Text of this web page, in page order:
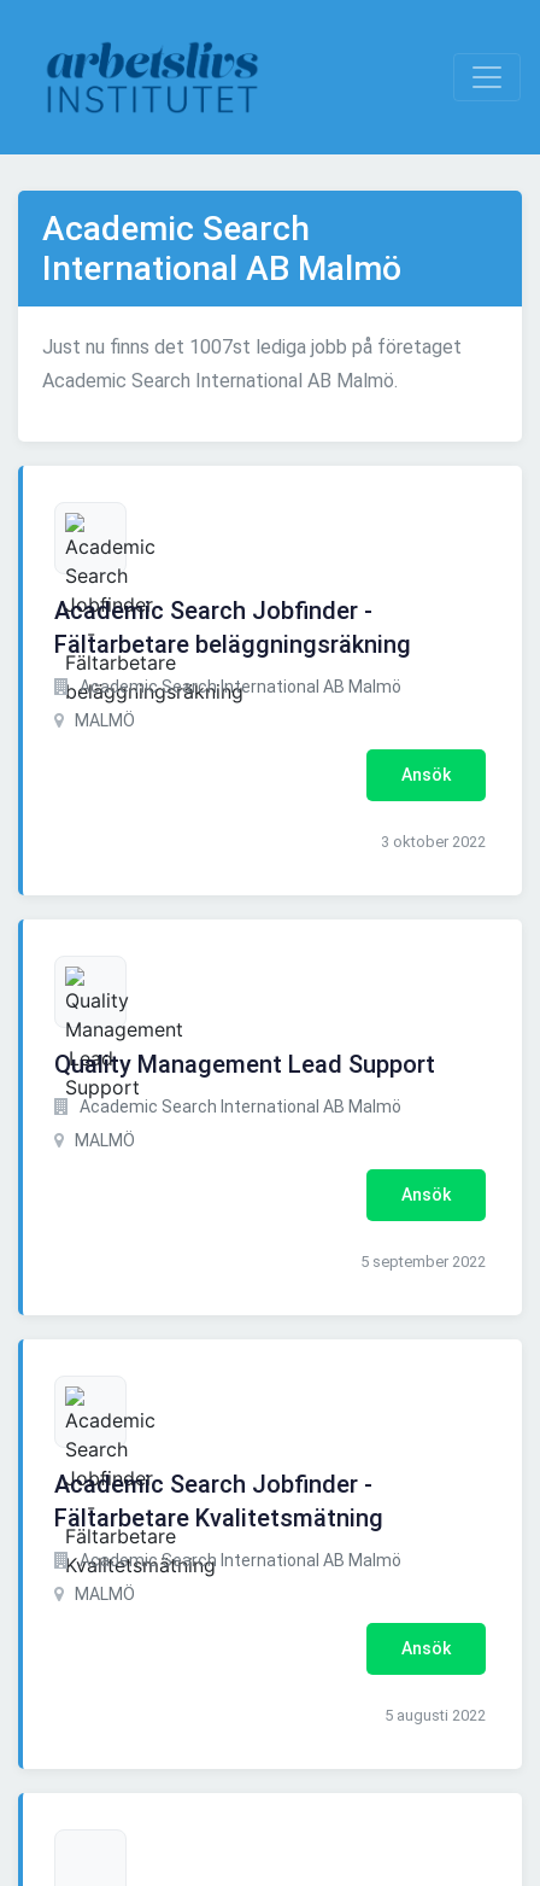
Academic Search
International AB Malmö
Just nu finns det 1007st lediga jobb på företaget
Academic Search International AB Malmö.
Academic Search Jobfinder -
Fältarbetare beläggningsräkning
Academic Search International AB Malmö
MALMÖ
Ansök
3 oktober 2022
Quality Management Lead Support
Academic Search International AB Malmö
MALMÖ
Ansök
5 september 2022
Academic Search Jobfinder -
Fältarbetare Kvalitetsmätning
Academic Search International AB Malmö
MALMÖ
Ansök
5 augusti 2022